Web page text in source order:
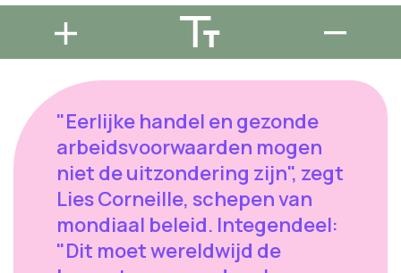
"Eerlijke handel en gezonde
arbeidsvoorwaarden mogen
niet de uitzondering zijn", zegt
Lies Corneille, schepen van
mondiaal beleid. Integendeel:
"Dit moet wereldwijd de